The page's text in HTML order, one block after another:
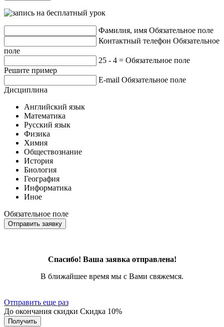
Фамилия, имя Обязательное поле
Контактный телефон Обязательное
поле
25 - 4 = Обязательное поле
Решите пример
E-mail Обязательное поле
Дисциплина
Английский язык
Математика
Русский язык
Физика
Химия
Обществознание
История
Биология
География
Информатика
Иное
Обязательное поле
Отправить заявку
Спасибо! Ваша заявка отправлена!
В ближайшее время мы с Вами свяжемся.
Отправить еще раз
До окончания скидки Скидка 10%
Получить